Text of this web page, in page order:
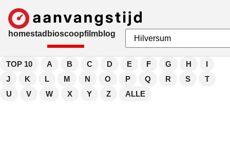
homestad bioscoopfilmblog
TOP 10 A B C D E F G H
I
J
K L M N O P Q R S
T
U
V W X Y Z ALLE